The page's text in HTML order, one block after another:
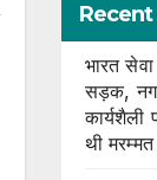
भारत
सड़क,
थी मरम्मत